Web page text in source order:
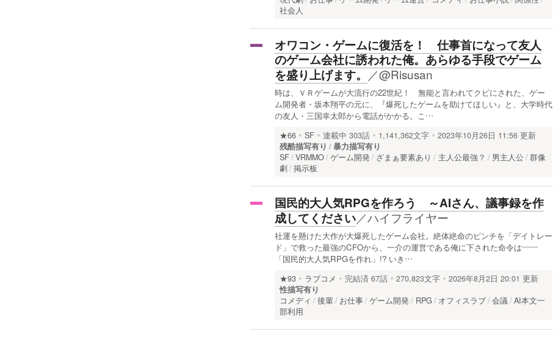
社会人
オワコン・ゲームに復活を！ 仕事首になって友人
のゲーム会社に誘われた俺。あらゆる手段でゲーム
を盛り上げます。 ／@Risusan
時は、ＶＲゲームが大流行の22世紀！ 無能と言われてクビにされた、ゲー
ム開発者・坂本翔平の元に、『爆死したゲームを助けてほしい』と、大学時代
の友人・三国幸太郎から電話がかかる。こ…
★66 SF 連載中 303話 1,141,362文字
2023年10月26日 11:56 更新
残酷描写有り
暴力描写有り
SF VRMMO ゲーム開発 ざまぁ要素あり 主人公最強？ 男主人公 群像
劇 掲示板
国民的大人気RPGを作ろう ～AIさん、議事録を作
成してください／ハイフライヤー
社運を懸けた大作が大爆死したゲーム会社。絶体絶命のピンチを「デイトレー
ド」で救った最強のCFOから、一介の運営である俺に下された命令は——
「国民的大人気RPGを作れ」!? いき…
★93 ラブコメ 完結済 67話 270,823文字
2026年8月2日 20:01 更新
性描写有り
コメディ
後輩 お仕事 ゲーム開発 RPG オフィスラブ 会議 AI本文一
部利用